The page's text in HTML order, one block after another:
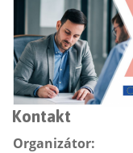
Kontakt
Organizátor: